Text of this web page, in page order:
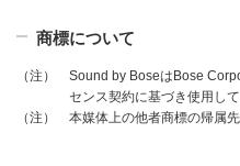
商標について
（注）
Sound by BoseはBose
センス契約に基づき使用して
（注）
本媒体上の他者商標の帰属先